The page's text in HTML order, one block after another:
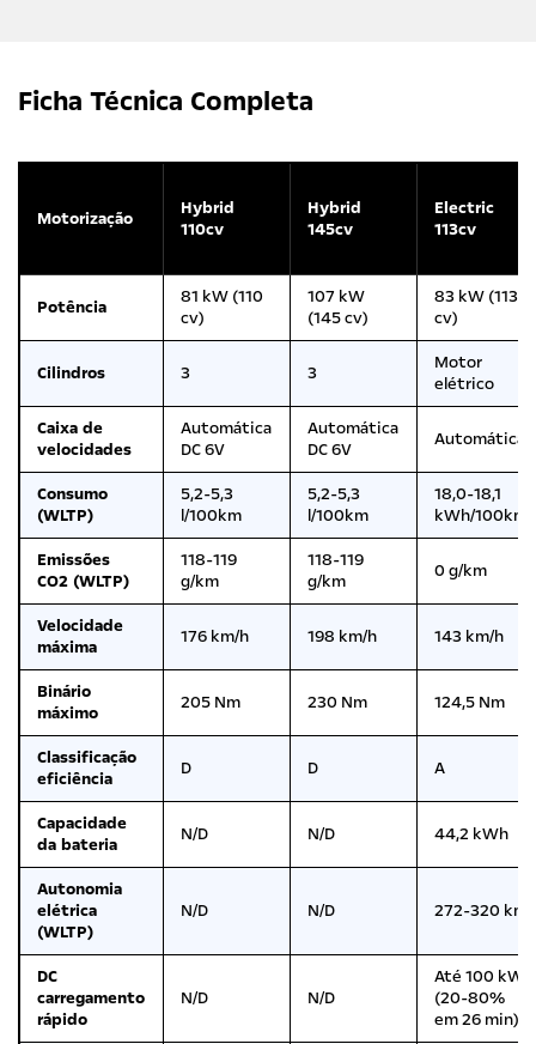
Ficha Técnica Completa
Motorização
Hybrid
110cv
Hybrid
145cv
Electric
113cv
Potência
81 kW (110
cv)
107 kW
(145 cv)
83 kW (113
cv)
Cilindros 3 3
Motor
elétrico
Caixa de
velocidades
Automática
DC 6V
Automática
DC 6V
Automática
Consumo
(WLTP)
5,2-5,3
l/100km
5,2-5,3
l/100km
18,0-18,1
kWh/100km
Emissões
CO2 (WLTP)
118-119
g/km
118-119
g/km
0 g/km
Velocidade
máxima
176 km/h 198 km/h 143 km/h
Binário
máximo
205 Nm 230 Nm 124,5 Nm
Classificação
eficiência
D D A
Capacidade
da bateria
N/D N/D 44,2 kWh
Autonomia
elétrica
(WLTP)
N/D N/D 272-320 km
DC
carregamento
rápido
N/D N/D
Até 100 kW
(20-80%
em 26 min)